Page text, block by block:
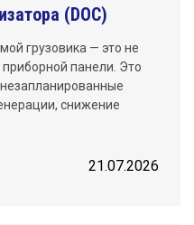
(DOC)
грузовика — это не
панели. Это
снижение
21.07.2026